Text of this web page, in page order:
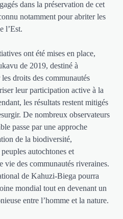
dans la préservation de cet
notamment pour abriter les
l’Est.
ont été mises en place,
de 2019, destiné à
droits des communautés
leur participation active à la
les résultats restent mitigés
De nombreux observateurs
passe par une approche
de la biodiversité,
autochtones et
vie des communautés riveraines.
de Kahuzi-Biega pourra
mondial tout en devenant un
entre l’homme et la nature.